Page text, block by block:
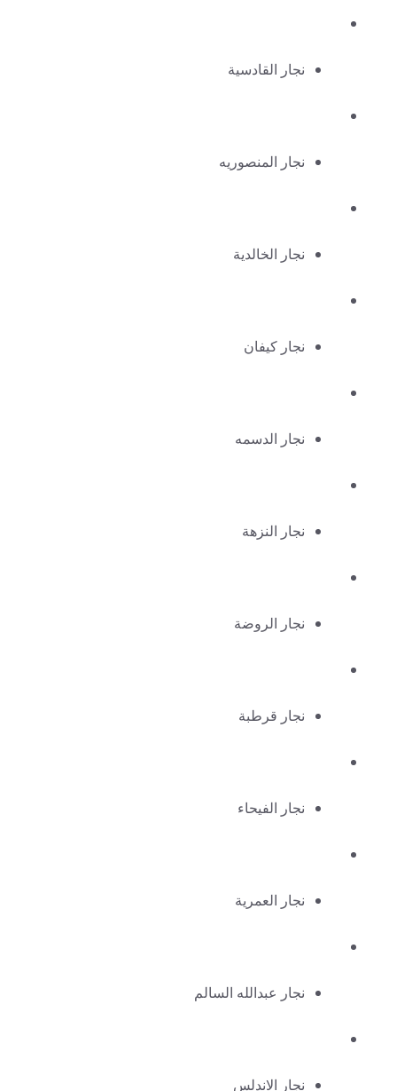
نجار القادسية
نجار المنصوريه
نجار الخالدية
نجار كيفان
نجار الدسمه
نجار النزهة
نجار الروضة
نجار قرطبة
نجار الفيحاء
نجار العمرية
نجار عبدالله السالم
نجار الاندلس